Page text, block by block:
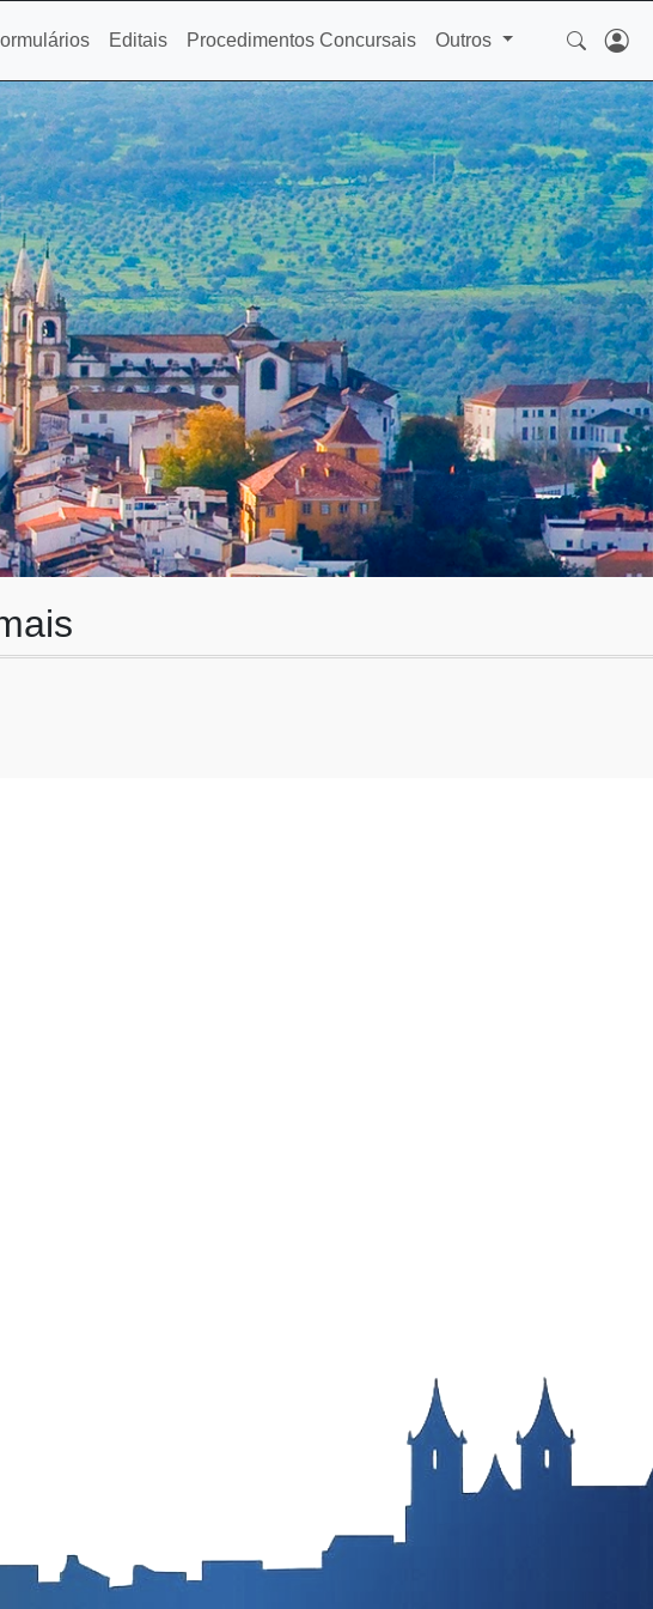
Editais Procedimentos Concursais Outros